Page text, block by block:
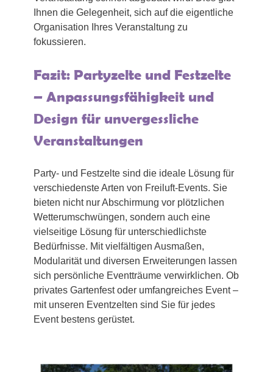
Ihnen die Gelegenheit, sich auf die eigentliche
Organisation Ihres Veranstaltung zu
fokussieren.
Fazit: Partyzelte und Festzelte
– Anpassungsfähigkeit und
Design für unvergessliche
Veranstaltungen
Party- und Festzelte sind die ideale Lösung für
verschiedenste Arten von Freiluft-Events. Sie
bieten nicht nur Abschirmung vor plötzlichen
Wetterumschwüngen, sondern auch eine
vielseitige Lösung für unterschiedlichste
Bedürfnisse. Mit vielfältigen Ausmaßen,
Modularität und diversen Erweiterungen lassen
sich persönliche Eventträume verwirklichen. Ob
privates Gartenfest oder umfangreiches Event –
mit unseren Eventzelten sind Sie für jedes
Event bestens gerüstet.